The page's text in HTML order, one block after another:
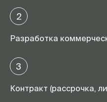
2
Разработка
3
Контракт (рассрочка,